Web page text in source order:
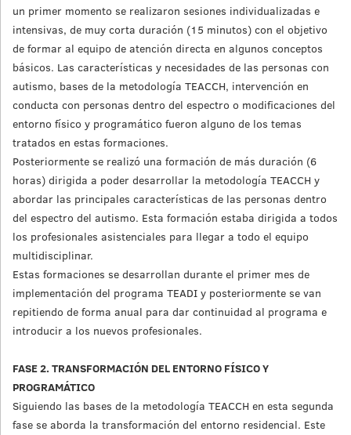
un primer momento se realizaron sesiones individualizadas e
intensivas, de muy corta duración (15 minutos) con el objetivo
de formar al equipo de atención directa en algunos conceptos
básicos. Las características y necesidades de las personas con
autismo, bases de la metodología TEACCH, intervención en
conducta con personas dentro del espectro o modificaciones del
entorno físico y programático fueron alguno de los temas
tratados en estas formaciones.
Posteriormente se realizó una formación de más duración (6
horas) dirigida a poder desarrollar la metodología TEACCH y
abordar las principales características de las personas dentro
del espectro del autismo. Esta formación estaba dirigida a todos
los profesionales asistenciales para llegar a todo el equipo
multidisciplinar.
Estas formaciones se desarrollan durante el primer mes de
implementación del programa TEADI y posteriormente se van
repitiendo de forma anual para dar continuidad al programa e
introducir a los nuevos profesionales.
FASE 2. TRANSFORMACIÓN DEL ENTORNO FÍSICO Y
PROGRAMÁTICO
Siguiendo las bases de la metodología TEACCH en esta segunda
fase se aborda la transformación del entorno residencial. Este